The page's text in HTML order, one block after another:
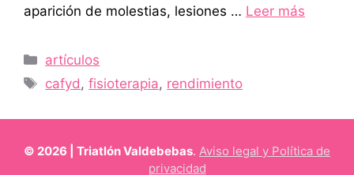
aparición de molestias, lesiones … Leer más
Categorías
artículos
Etiquetas
cafyd,fisioterapia, rendimiento
© 2026 | Triatlón Valdebebas. Aviso legal y Política de
privacidad